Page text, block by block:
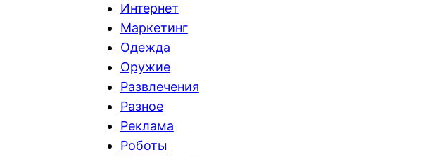
Интернет
Маркетинг
Одежда
Оружие
Развлечения
Разное
Реклама
Роботы